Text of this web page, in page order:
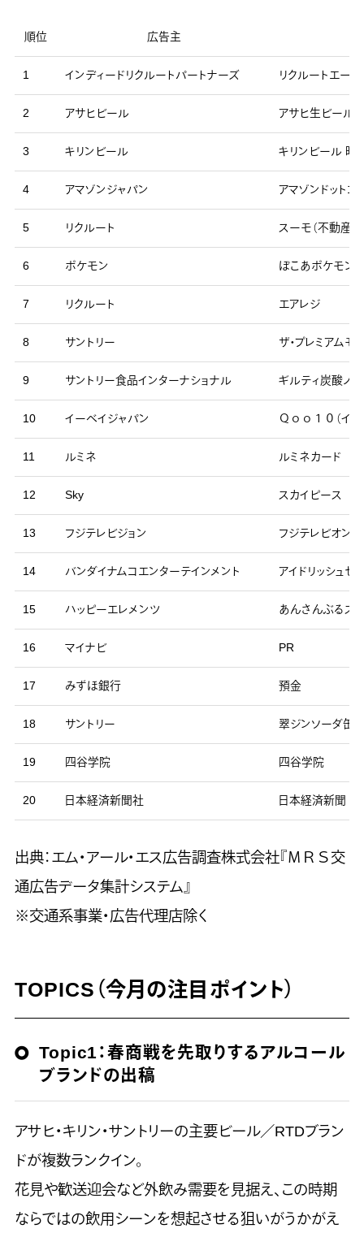
順位 広告主
1 インディードリクルートパートナーズ リクルートエージ
2 アサヒビール アサヒ生ビール
3 キリンビール キリンビール 晴
4 アマゾンジャパン アマゾンドットコ
5 リクルート スーモ（不動産・
6 ポケモン ぽこあポケモン
7 リクルート エアレジ
8 サントリー ザ・プレミアムモ
9 サントリー食品インターナショナル ギルティ炭酸ノ
10 イーベイジャパン Ｑｏｏ１０（イン
11 ルミネ ルミネカード
12 Sky スカイピース
13 フジテレビジョン フジテレビオン
14 バンダイナムコエンターテインメント アイドリッシュセ
15 ハッピーエレメンツ あんさんぶるスタ
16 マイナビ PR
17 みずほ銀行 預金
18 サントリー 翠ジンソーダ缶
19 四谷学院 四谷学院
20 日本経済新聞社 日本経済新聞
出典：エム・アール・エス広告調査株式会社『ＭＲＳ交
通広告データ集計システム』
※交通系事業・広告代理店除く
TOPICS（今月の注目ポイント）
Topic1：春商戦を先取りするアルコール
ブランドの出稿
アサヒ・キリン・サントリーの主要ビール／RTDブラン
ドが複数ランクイン。
花見や歓送迎会など外飲み需要を見据え、この時期
ならではの飲用シーンを想起させる狙いがうかがえ